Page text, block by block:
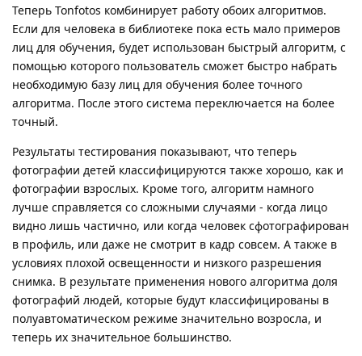
Теперь Tonfotos комбинирует работу обоих алгоритмов.
Если для человека в библиотеке пока есть мало примеров
лиц для обучения, будет использован быстрый алгоритм, с
помощью которого пользователь сможет быстро набрать
необходимую базу лиц для обучения более точного
алгоритма. После этого система переключается на более
точный.
Результаты тестирования показывают, что теперь
фотографии детей классифицируются также хорошо, как и
фотографии взрослых. Кроме того, алгоритм намного
лучше справляется со сложными случаями - когда лицо
видно лишь частично, или когда человек сфотографирован
в профиль, или даже не смотрит в кадр совсем. А также в
условиях плохой освещенности и низкого разрешения
снимка. В результате применения нового алгоритма доля
фотографий людей, которые будут классифицированы в
полуавтоматическом режиме значительно возросла, и
теперь их значительное большинство.